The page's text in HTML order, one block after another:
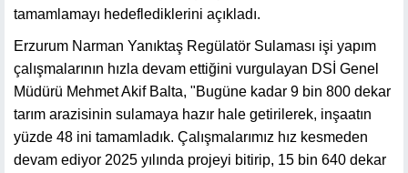
tamamlamayı hedeflediklerini açıkladı.
Erzurum Narman Yanıktaş Regülatör Sulaması işi yapım
çalışmalarının hızla devam ettiğini vurgulayan DSİ Genel
Müdürü Mehmet Akif Balta, "Bugüne kadar 9 bin 800 dekar
tarım arazisinin sulamaya hazır hale getirilerek, inşaatın
yüzde 48 ini tamamladık. Çalışmalarımız hız kesmeden
devam ediyor 2025 yılında projeyi bitirip, 15 bin 640 dekar